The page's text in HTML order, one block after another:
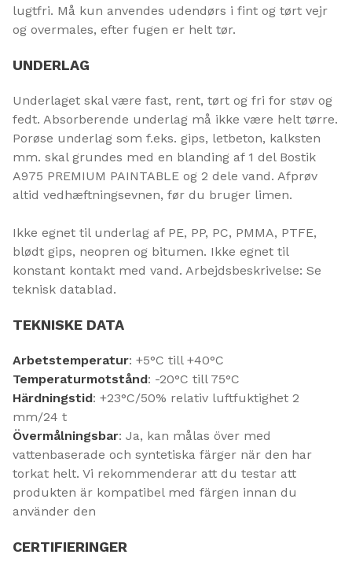
lugtfri. Må kun anvendes udendørs i fint og tørt vejr
og overmales, efter fugen er helt tør.
UNDERLAG
Underlaget skal være fast, rent, tørt og fri for støv og
fedt. Absorberende underlag må ikke være helt tørre.
Porøse underlag som f.eks. gips, letbeton, kalksten
mm. skal grundes med en blanding af 1 del Bostik
A975 PREMIUM PAINTABLE og 2 dele vand. Afprøv
altid vedhæftningsevnen, før du bruger limen.
Ikke egnet til underlag af PE, PP, PC, PMMA, PTFE,
blødt gips, neopren og bitumen. Ikke egnet til
konstant kontakt med vand. Arbejdsbeskrivelse: Se
teknisk datablad.
TEKNISKE DATA
Arbetstemperatur: +5°C till +40°C
Temperaturmotstånd: -20°C till 75°C
Härdningstid: +23°C/50% relativ luftfuktighet 2
mm/24 t
Övermålningsbar: Ja, kan målas över med
vattenbaserade och syntetiska färger när den har
torkat helt. Vi rekommenderar att du testar att
produkten är kompatibel med färgen innan du
använder den
CERTIFIERINGER